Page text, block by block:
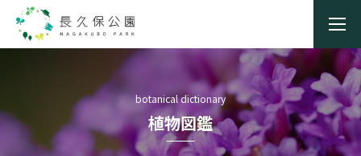
botanical dictionary
植物図鑑